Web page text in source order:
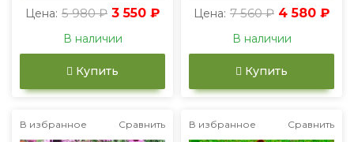
Цена: 5 980 ₽ 3 550 ₽
В наличии
Купить
Цена: 7 560 ₽ 4 580 ₽
В наличии
Купить
В избранное Сравнить В избранное Сравнить